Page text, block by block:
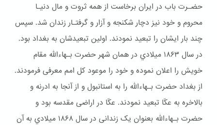
حضـرت باب در ایران برخاست از همه ثروت و مال دنیـا
محروم و خود نیز دچار شكنجه و آزار و گرفتـار زندان شد. سپس
چند بار ایشان را تبعید نمودند. اولین تبعیدشان به بغداد بود.
در سال ۱۸۶۳ ميلادي در همان شهر حضرت بـهاءالله مقام
خويش را اعلان نموده و خود را موعود کل امم معرفی فرمودند.
از بغداد حضرت بـهاءالله را به استانبول و از آنجا به ادرنه و
بالاخره به عکّا تبعید نمودند. عکّا در اراضی مقدسه بود و
حضرت بـهاءالله بعنوان یک زندانی در سال ۱۸۶۸ ميلادي به آن